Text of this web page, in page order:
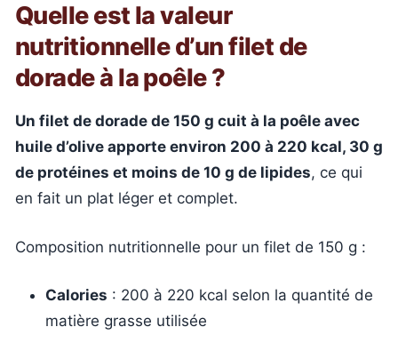
Quelle est la valeur
nutritionnelle d’un filet de
dorade à la poêle ?
Un filet de dorade de 150 g cuit à la poêle avec
huile d’olive apporte environ 200 à 220 kcal, 30 g
de protéines et moins de 10 g de lipides, ce qui
en fait un plat léger et complet.
Composition nutritionnelle pour un filet de 150 g :
Calories : 200 à 220 kcal selon la quantité de
matière grasse utilisée